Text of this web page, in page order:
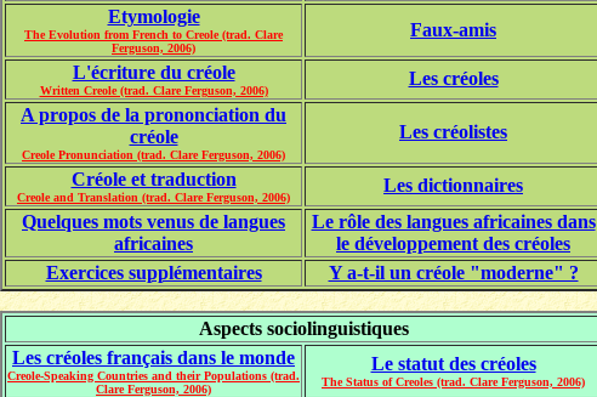
Etymologie
The Evolution from French to Creole (trad. Clare
Ferguson, 2006)
Faux-amis
L'écriture du créole
Written Creole (trad. Clare Ferguson, 2006)
Les créoles
A propos de la prononciation du
créole
Creole Pronunciation (trad. Clare Ferguson, 2006)
Les créolistes
Créole et traduction
Creole and Translation (trad. Clare Ferguson, 2006)
Les dictionnaires
Quelques mots venus de langues
africaines
Le rôle des langues africaines dans
le développement des créoles
Exercices supplémentaires
Y a-t-il un créole "moderne" ?
Aspects sociolinguistiques
Les créoles français dans le monde
Creole-Speaking Countries and their Populations (trad.
Clare Ferguson, 2006)
Le statut des créoles
The Status of Creoles (trad. Clare Ferguson, 2006)